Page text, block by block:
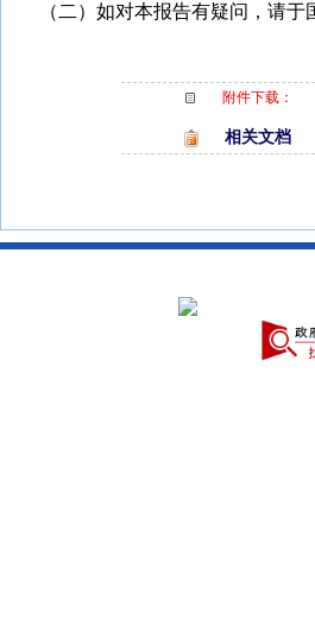
（二） 如对本报告有疑问，请于
附件下载：
相关文档